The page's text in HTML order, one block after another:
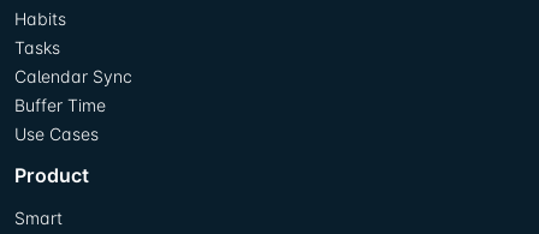
Habits
Tasks
Calendar Sync
Buffer Time
Use Cases
Product
Smart